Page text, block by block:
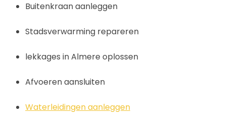
Buitenkraan aanleggen
Stadsverwarming repareren
lekkages in Almere oplossen
Afvoeren aansluiten
Waterleidingen aanleggen